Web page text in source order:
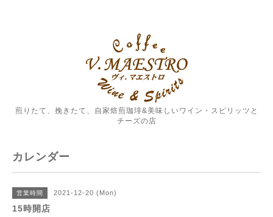
煎りたて、挽きたて、自家焙煎珈琲&美味しいワイン・スピリッツと
チーズの店
カレンダー
営業時間 2021-12-20 (Mon)
15時開店